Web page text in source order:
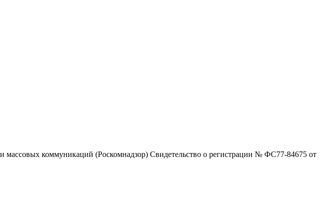
массовых коммуникаций (Роскомнадзор) Свидетельство о регистрации № ФС77-84675 от